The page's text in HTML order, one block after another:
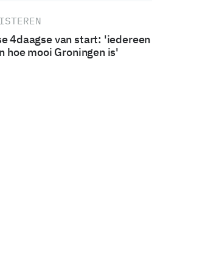
4daagse van start: 'iedereen
hoe mooi Groningen is'